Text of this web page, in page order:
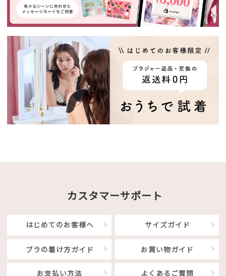
カスタマーサポート
はじめてのお客様へ サイズガイド
ブラの着け方ガイド お買い物ガイド
お支払い方法 よくあるご質問